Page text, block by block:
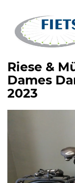
Riese &
Dames
2023